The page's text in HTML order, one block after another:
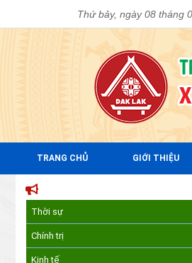
Thứ bảy, ngày 08 tháng
TRANG CHỦ GIỚI THIỆU
Thời sự
Chính trị
Kinh tế